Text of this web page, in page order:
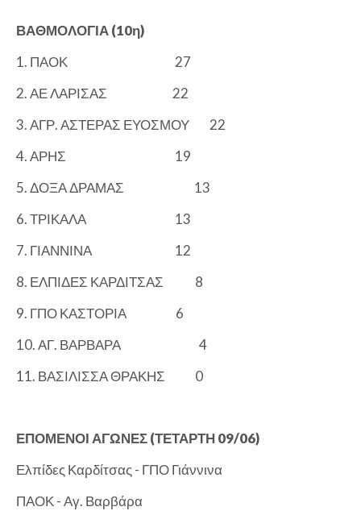
ΒΑΘΜΟΛΟΓΙΑ (10η)
1. ΠΑΟΚ
27
2. ΑΕ ΛΑΡΙΣΑΣ
22
3. ΑΓΡ. ΑΣΤΕΡΑΣ ΕΥΟΣΜΟΥ
22
4. ΑΡΗΣ
19
5. ΔΟΞΑ ΔΡΑΜΑΣ
13
6. ΤΡΙΚΑΛΑ
13
7. ΓΙΑΝΝΙΝΑ
12
8. ΕΛΠΙΔΕΣ ΚΑΡΔΙΤΣΑΣ
8
9. ΓΠΟ ΚΑΣΤΟΡΙΑ
6
10. ΑΓ. ΒΑΡΒΑΡΑ
4
11. ΒΑΣΙΛΙΣΣΑ ΘΡΑΚΗΣ
0
ΕΠΟΜΕΝΟΙ ΑΓΩΝΕΣ (ΤΕΤΑΡΤΗ 09/06)
Ελπίδες Καρδίτσας - ΓΠΟ Γιάννινα
ΠΑΟΚ - Αγ. Βαρβάρα